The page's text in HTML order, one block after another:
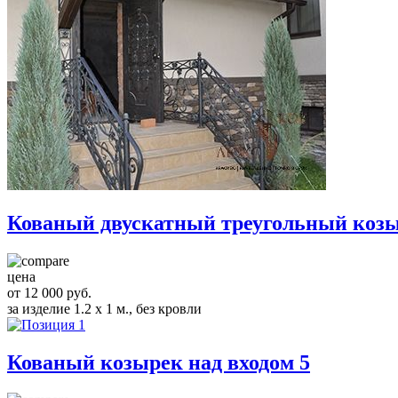
Кованый двускатный треугольный
цена
от 12 000 руб.
за изделие 1.2 x 1 м., без кровли
Кованый козырек над входом 5